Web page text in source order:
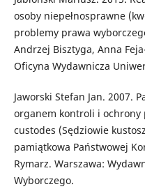
osoby niepełnosprawne
problemy prawa
Andrzej Bisztyga, Anna
Oficyna Wydawnicza
Jaworski Stefan Jan. 2007.
organem kontroli i ochrony
custodes (Sędziowie
pamiątkowa Państwowej
Rymarz. Warszawa:
Wyborczego.